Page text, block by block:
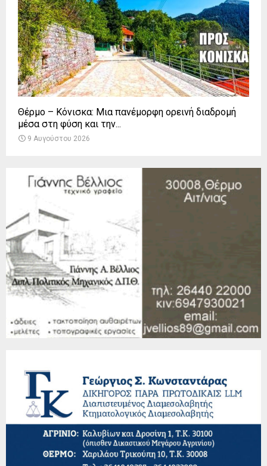
Θέρμο – Κόνισκα: Μια πανέμορφη ορεινή διαδρομή
μέσα στη φύση και την...
9 Αυγούστου 2026